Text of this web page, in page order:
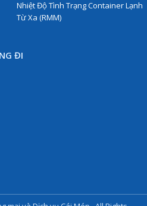
Nhiệt Độ Tình Trạng Container Lạnh
Từ Xa (RMM)
ĐI